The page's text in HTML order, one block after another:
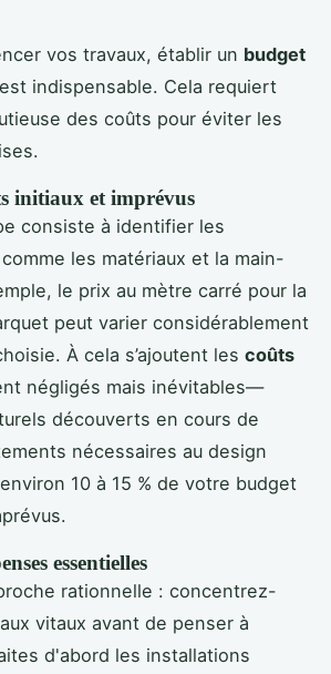
vos travaux, établir un budget
indispensable. Cela requiert
des coûts pour éviter les
initiaux et imprévus
consiste à identifier les
les matériaux et la main-
le prix au mètre carré pour la
peut varier considérablement
À cela s’ajoutent les coûts
négligés mais inévitables—
découverts en cours de
nécessaires au design
10 à 15 % de votre budget
essentielles
rationnelle : concentrez-
vitaux avant de penser à
d'abord les installations